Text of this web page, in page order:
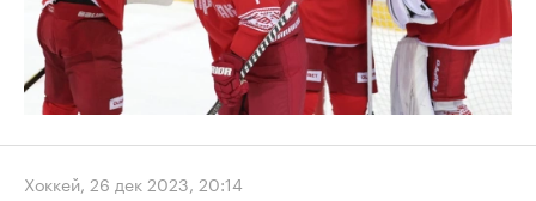
Хоккей, 26 дек 2023, 20:14